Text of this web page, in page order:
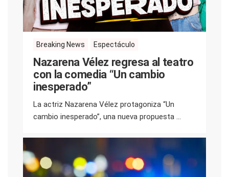
Breaking News Espectáculo
Nazarena Vélez regresa al teatro
con la comedia “Un cambio
inesperado”
La actriz Nazarena Vélez protagoniza “Un
cambio inesperado”, una nueva propuesta ...